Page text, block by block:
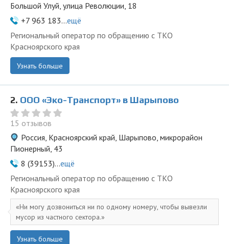
Большой Улуй, улица Революции, 18
+7 963 183...ещё
Региональный оператор по обращению с ТКО
Красноярского края
Узнать больше
2. ООО «Эко-Транспорт» в Шарыпово
15 отзывов
Россия, Красноярский край, Шарыпово, микрорайон
Пионерный, 43
8 (39153)...ещё
Региональный оператор по обращению с ТКО
Красноярского края
Ни могу дозвониться ни по одному номеру, чтобы вывезли
мусор из частного сектора.
Узнать больше